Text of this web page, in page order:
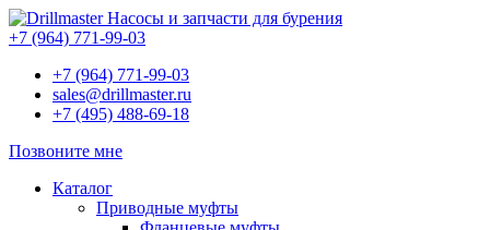
Насосы и запчасти для бурения
+7 (964) 771-99-03
+7 (964) 771-99-03
sales@drillmaster.ru
+7 (495) 488-69-18
Позвоните мне
Каталог
Приводные муфты